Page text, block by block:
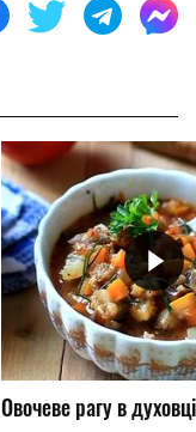
Овочеве рагу в духовці